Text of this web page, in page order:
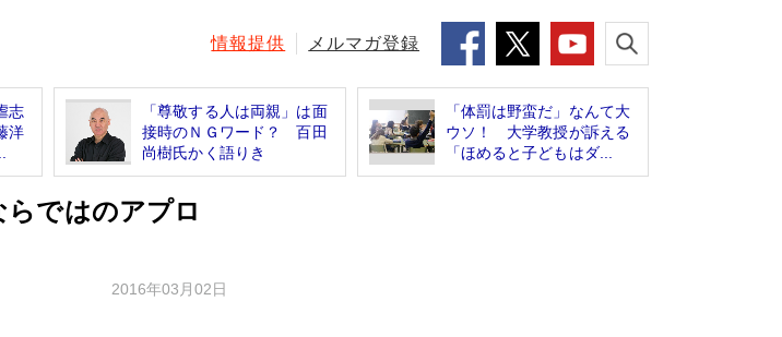
情報提供 メルマガ登録
志
洋
「尊敬する人は両親」は面
接時のＮＧワード？ 百田
尚樹氏かく語りき
「体罰は野蛮だ」なんて大
ウソ！ 大学教授が訴える
「ほめると子どもはダ...
ではのアプロ
2016年03月02日